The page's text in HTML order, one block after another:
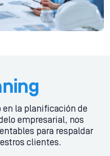
en la planificación de
empresarial, nos
para respaldar
clientes.